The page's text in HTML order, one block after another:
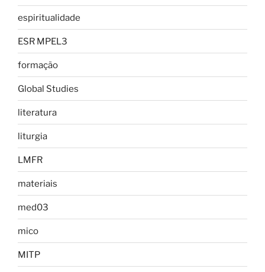
espiritualidade
ESR MPEL3
formação
Global Studies
literatura
liturgia
LMFR
materiais
med03
mico
MITP